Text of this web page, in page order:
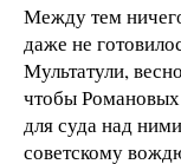
Между тем
даже не
Мультатули,
чтобы
для суда над
советскому